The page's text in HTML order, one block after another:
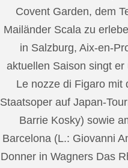
Covent Garden, dem
Mailänder Scala zu
in Salzburg, Aix-en-
aktuellen Saison singt
Le nozze di Figaro mit
Staatsoper auf Japan-
Barrie Kosky) sowie
Barcelona (L.: Giovanni
Donner in Wagners Das